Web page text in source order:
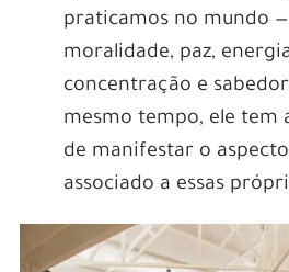
praticamos no mundo
moralidade, paz,
concentração e
mesmo tempo, ele tem
de manifestar o
associado a essas